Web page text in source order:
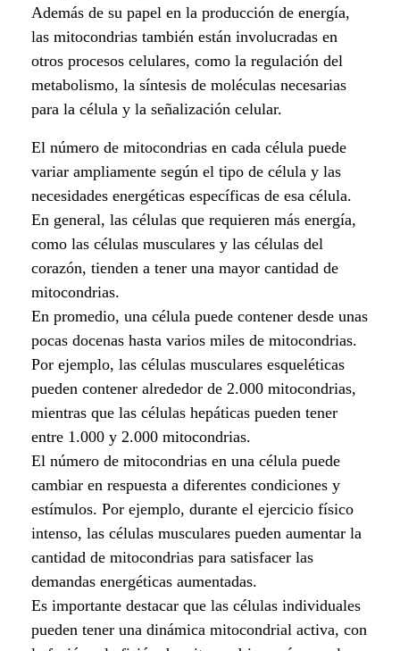
e
l
u
a
r
.
Además de su papel en la producción de energía,
las mitocondrias también están involucradas en
otros procesos celulares, como la regulación del
metabolismo, la síntesis de moléculas necesarias
para la célula y la señalización celular.
El número de mitocondrias en cada célula puede
variar ampliamente según el tipo de célula y las
necesidades energéticas específicas de esa célula.
En general, las células que requieren más energía,
como las células musculares y las células del
corazón, tienden a tener una mayor cantidad de
mitocondrias.
En promedio, una célula puede contener desde unas
pocas docenas hasta varios miles de mitocondrias.
Por ejemplo, las células musculares esqueléticas
pueden contener alrededor de 2.000 mitocondrias,
mientras que las células hepáticas pueden tener
entre 1.000 y 2.000 mitocondrias.
El número de mitocondrias en una célula puede
cambiar en respuesta a diferentes condiciones y
estímulos. Por ejemplo, durante el ejercicio físico
intenso, las células musculares pueden aumentar la
cantidad de mitocondrias para satisfacer las
demandas energéticas aumentadas.
Es importante destacar que las células individuales
pueden tener una dinámica mitocondrial activa, con